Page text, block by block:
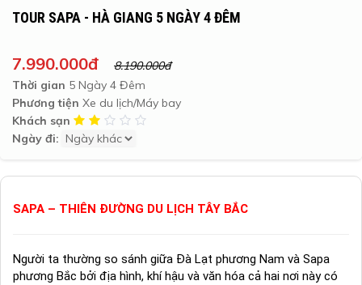
TOUR SAPA - HÀ GIANG 5 NGÀY 4 ĐÊM
7.990.000đ
8.190.000đ
Thời gian 5 Ngày 4 Đêm
Phương tiện Xe du lịch/Máy bay
Khách sạn
Ngày đi:
SAPA – THIÊN ĐƯỜNG DU LỊCH TÂY BẮC
Người ta thường so sánh giữa Đà Lạt phương Nam và Sapa
phương Bắc bởi địa hình, khí hậu và văn hóa cả hai nơi này có